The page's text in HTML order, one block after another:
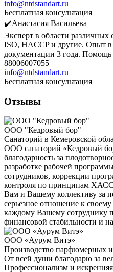
info@ntdstandart.ru
Бесплатная консультация
✔️Анастасия Васильева
Эксперт в области
ISO, HACCP и другие. Опыт в
документации 3 года.
88006007055
info@ntdstandart.ru
Бесплатная консультация
Отзывы
ООО "Кедровый бор"
Санаторий в Кемеровской
ООО санаторий «Кедровый
благодарность за
разработке рабочей
сотрудников, коррекции
контроля по принципам
Вам и Вашему коллективу за
серьезное отношение к
каждому Вашему сотруднику
финансовой стабильности и
ООО «Аурум Витэ»
Производство парфюмерных и
От всей души благодарю за
Профессионализм и